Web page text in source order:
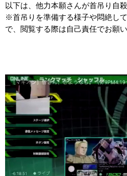
以下は、他力本願さんが首吊り自
※首吊りを準備する様子や悶絶し
で、閲覧する際は自己責任でお願